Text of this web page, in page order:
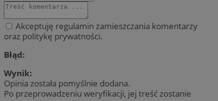
Akceptuję regulamin zamieszczania komentarzy
oraz politykę prywatności.
Błąd:
Wynik:
Opinia została pomyślnie dodana.
Po przeprowadzeniu weryfikacji, jej treść zostanie